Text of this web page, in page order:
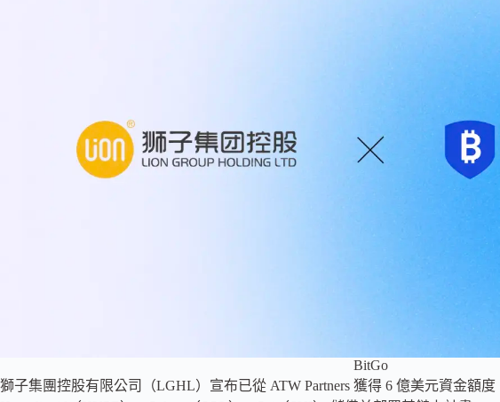
BitGo
獅子集團控股有限公司（LGHL）宣布已從 ATW Partners 獲得 6 億美元資金額